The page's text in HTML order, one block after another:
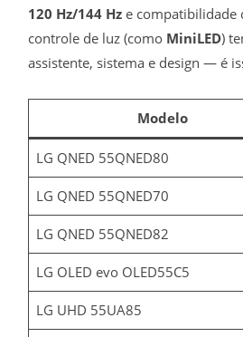
120 Hz/144 Hz e compatibilidade
controle de luz (como MiniLED)
assistente, sistema e design — é
Modelo
LG QNED 55QNED80
LG QNED 55QNED70
LG QNED 55QNED82
LG OLED evo OLED55C5
LG UHD 55UA85